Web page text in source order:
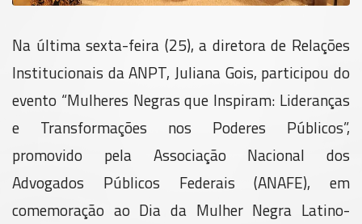
Na última sexta-feira (25), a diretora de Relações
Institucionais da ANPT, Juliana Gois, participou do
evento “Mulheres Negras que Inspiram: Lideranças
e Transformações nos Poderes Públicos”,
promovido pela Associação Nacional dos
Advogados Públicos Federais (ANAFE), em
comemoração ao Dia da Mulher Negra Latino-